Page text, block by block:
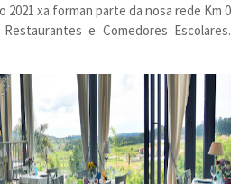
xa forman parte da nosa rede Km 0
e Comedores Escolares.